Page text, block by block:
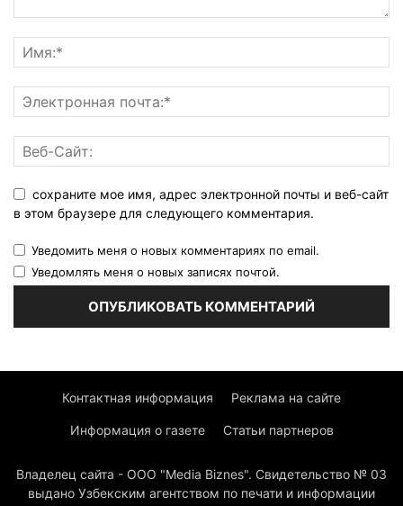
сохраните мое имя, адрес электронной почты и веб-сайт
в этом браузере для следующего комментария.
Уведомить меня о новых комментариях по email.
Уведомлять меня о новых записях почтой.
Контактная информация Реклама на сайте
Информация о газете Статьи партнеров
Владелец сайта - ООО "Media Biznes". Свидетельство № 03
выдано Узбекским агентством по печати и информации